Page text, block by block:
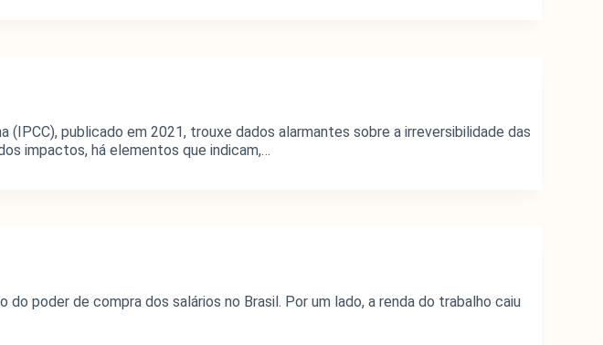
publicado em 2021, trouxe dados alarmantes sobre a irreversibilidade das
impactos, há elementos que indicam,…
poder de compra dos salários no Brasil. Por um lado, a renda do trabalho caiu